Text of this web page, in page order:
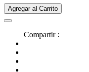
Agregar al Carrito
Compartir :